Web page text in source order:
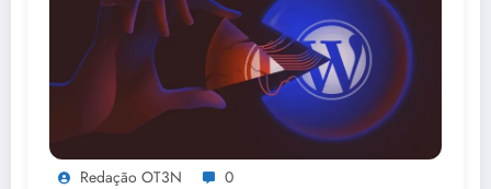
Redação OT3N 0